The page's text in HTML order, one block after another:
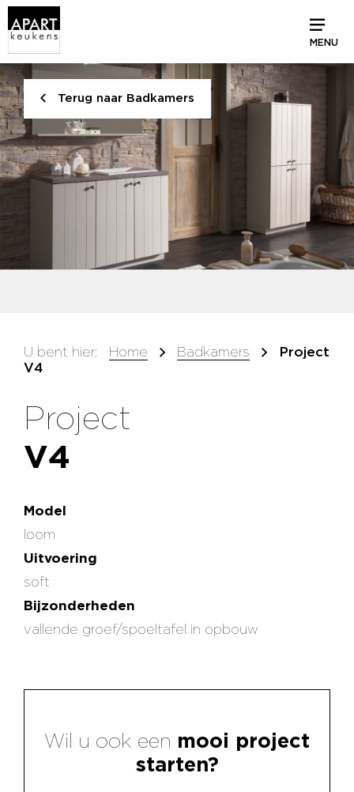
MENU
Terug naar Badkamers
U bent hier: Home Badkamers
Project
V4
Project
V4
Model
loom
Uitvoering
soft
Bijzonderheden
vallende groef/spoeltafel in opbouw
Wil u ook een mooi project
starten?